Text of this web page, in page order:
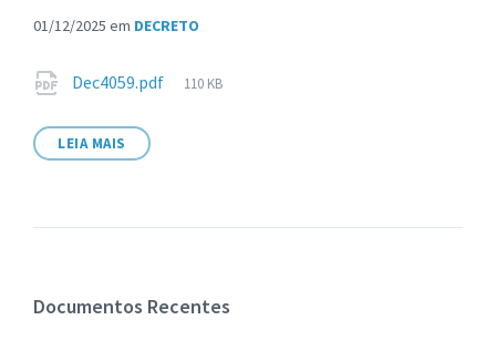
01/12/2025 em DECRETO
Anexos
Dec4059.pdf
Tamanho
110 KB
LEIA MAIS
Documentos Recentes